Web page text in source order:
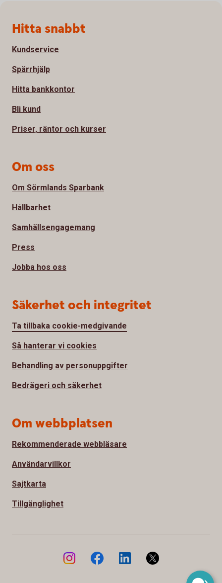
Sidfot
Hitta snabbt
Kundservice
Spärrhjälp
Hitta bankkontor
Bli kund
Priser, räntor och kurser
Om oss
Om Sörmlands Sparbank
Hållbarhet
Samhällsengagemang
Press
Jobba hos oss
Säkerhet och integritet
Ta tillbaka cookie-medgivande
Så hanterar vi cookies
Behandling av personuppgifter
Bedrägeri och säkerhet
Om webbplatsen
Rekommenderade webbläsare
Användarvillkor
Sajtkarta
Tillgänglighet